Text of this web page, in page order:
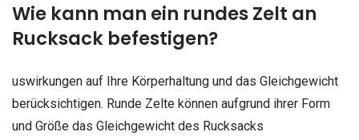
Wie kann man ein rundes Zelt an
Rucksack befestigen?
uswirkungen auf Ihre Körperhaltung und das Gleichgewicht
berücksichtigen. Runde Zelte können aufgrund ihrer Form
und Größe das Gleichgewicht des Rucksacks